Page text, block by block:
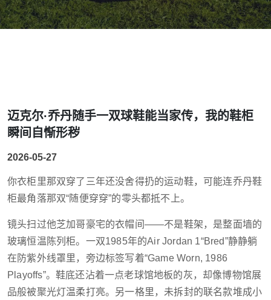
迈克尔·乔丹随手一双球鞋能当家传，我的鞋柜
瞬间自惭形秽
2026-05-27
你衣柜里那双穿了三年还没舍得扔的运动鞋，可能连乔丹鞋
柜最角落那双“随便穿穿”的零头都抵不上。
镜头扫过他芝加哥豪宅的衣帽间——不是鞋架，是整面墙的
玻璃恒温陈列柜。一双1985年的Air Jordan 1“Bred”静静躺
在防紫外线罩里，旁边标签写着“Game Worn, 1986
Playoffs”。鞋底还沾着一点老球馆地板的灰，却像博物馆展
品般被聚光灯温柔打亮。另一格里，未拆封的联名款堆成小